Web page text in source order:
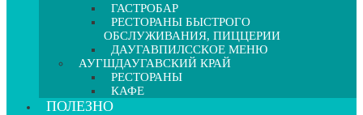
ГАСТРОБАР
РЕСТОРАНЫ БЫСТРОГО
ОБСЛУЖИВАНИЯ, ПИЦЦЕРИИ
ДАУГАВПИЛССКОЕ МЕНЮ
АУГШДАУГАВСКИЙ КРАЙ
РЕСТОРАНЫ
КАФЕ
ПОЛЕЗНО